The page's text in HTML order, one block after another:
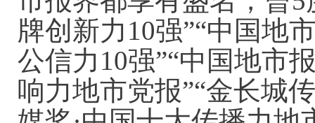
牌创新力10强”“中国地
公信力10强”“中国地市
响力地市党报”“金长城